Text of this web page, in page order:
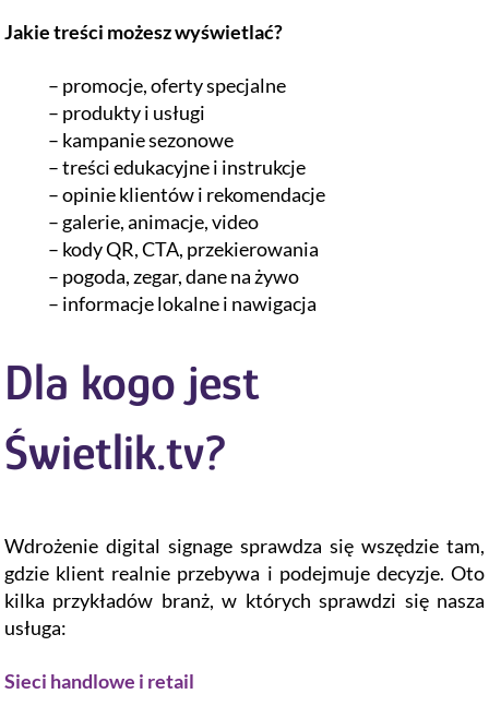
Jakie treści możesz wyświetlać?
– promocje, oferty specjalne
– produkty i usługi
– kampanie sezonowe
– treści edukacyjne i instrukcje
– opinie klientów i rekomendacje
– galerie, animacje, video
– kody QR, CTA, przekierowania
– pogoda, zegar, dane na żywo
– informacje lokalne i nawigacja
Dla kogo jest
Świetlik.tv?
Wdrożenie digital signage sprawdza się wszędzie tam,
gdzie klient realnie przebywa i podejmuje decyzje. Oto
kilka przykładów branż, w których sprawdzi się nasza
usługa:
Sieci handlowe i retail